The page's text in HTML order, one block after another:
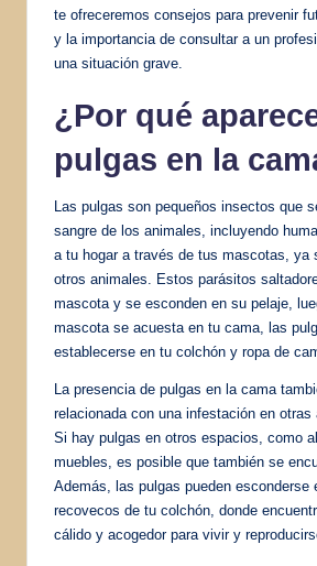
te ofreceremos consejos para prevenir
y la importancia de consultar a un
una situación grave.
¿Por qué
pulgas en la
Las pulgas son pequeños insectos que
sangre de los animales, incluyendo
a tu hogar a través de tus mascotas, ya
otros animales. Estos parásitos
mascota y se esconden en su pelaje,
mascota se acuesta en tu cama, las
establecerse en tu colchón y ropa de
La presencia de pulgas en la cama
relacionada con una infestación en otras
Si hay pulgas en otros espacios, como
muebles, es posible que también se
Además, las pulgas pueden esconderse
recovecos de tu colchón, donde
cálido y acogedor para vivir y